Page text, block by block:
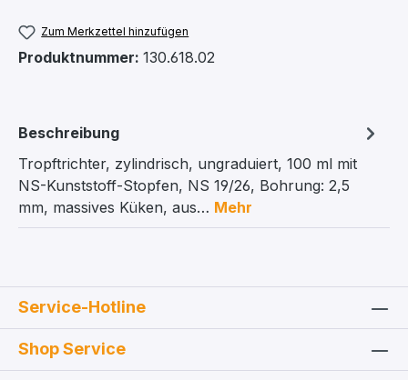
Zum Merkzettel hinzufügen
Produktnummer: 130.618.02
Beschreibung
Tropftrichter, zylindrisch, ungraduiert, 100 ml mit
NS-Kunststoff-Stopfen, NS 19/26, Bohrung: 2,5
mm, massives Küken, aus… Mehr
Service-Hotline
Shop Service